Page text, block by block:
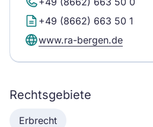
+49 (8662) 663 50 1
www.ra-bergen.de
Rechtsgebiete
Erbrecht